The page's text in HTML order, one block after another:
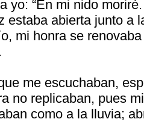
yo: “En mi nido
estaba abierta junto a
mi honra se
me escuchaban,
no replicaban, pues
como a la lluvia;